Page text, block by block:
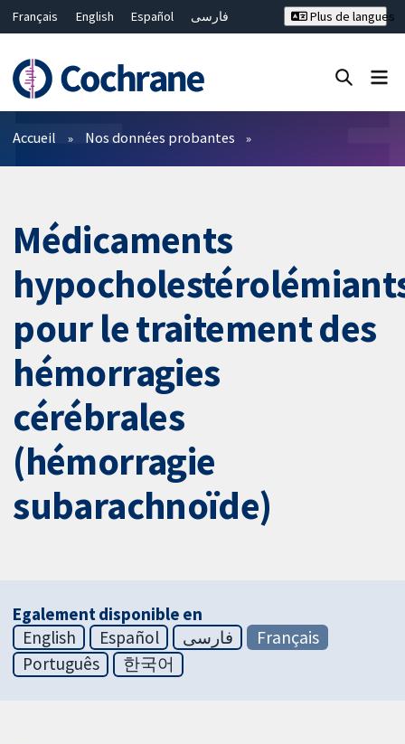
Français English Español
فارسی
Bahasa Malaysia
ไทย
繁體中文
简体中文
Plus de langues
Filtres
Accueil Nos données probantes
Médicaments
pour le traitement des
hémorragies
cérébrales
(hémorragie
subarachnoïde)
Egalement disponible en
English
Español فارسی
Français
Português
한국어